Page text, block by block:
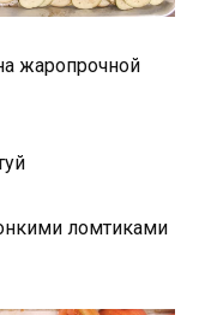
жаропрочной
ломтиками